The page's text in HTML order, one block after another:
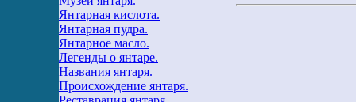
Янтарная кислота.
Янтарная пудра.
Янтарное масло.
Легенды о янтаре.
Названия янтаря.
Происхождение янтаря.